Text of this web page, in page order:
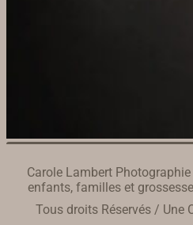
Carole Lambert
enfants, familles et
Tous droits Réservés / Une